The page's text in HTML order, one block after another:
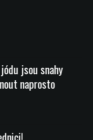
jsou snahy
naprosto